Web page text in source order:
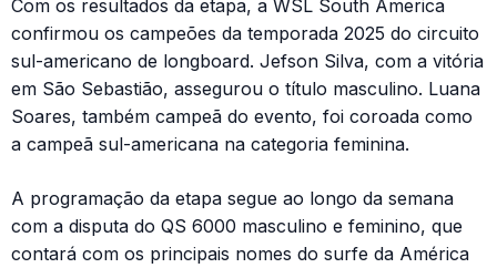
Com os resultados da etapa, a WSL South America
confirmou os campeões da temporada 2025 do circuito
sul-americano de longboard. Jefson Silva, com a vitória
em São Sebastião, assegurou o título masculino. Luana
Soares, também campeã do evento, foi coroada como
a campeã sul-americana na categoria feminina.
A programação da etapa segue ao longo da semana
com a disputa do QS 6000 masculino e feminino, que
contará com os principais nomes do surfe da América